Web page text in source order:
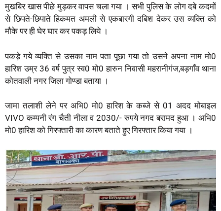
मुखबिर खास पीछे मुड़कर वापस चला गया । सभी पुलिस के लोग दबे कदमों
से छिपते-छिपाते हिकमत अमली से एकबारगी दबिश देकर उस व्यक्ति को
मौके पर ही घेर घार कर पकड़ लिये ।
पकड़े गये व्यक्ति से उसका नाम पता पूछा गया तो उसने अपना नाम मो0
हारिश उम्र 36 वर्ष पुत्र स्व0 मो0 हारुन निवासी महरानीगंज,बड़गाँव थाना
कोतवाली नगर जिला गोण्डा बताया ।
जामा तलाशी लेने पर अभि0 मो0 हारिश के कब्जे से 01 अदद मोबाइल
VIVO कम्पनी रंग चैती नीला व 2030/- रुपये नगद बरामद हुआ । अभि0
मो0 हारिश को गिरफ्तारी का कारण बताते हुए गिरफ्तार किया गया ।